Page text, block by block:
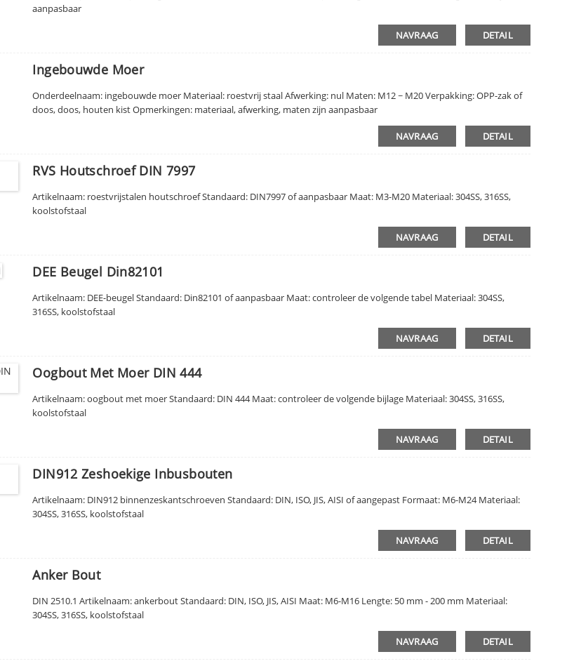
aanpasbaar
NAVRAAG DETAIL
Ingebouwde Moer
Onderdeelnaam: ingebouwde moer Materiaal: roestvrij staal Afwerking: nul Maten: M12 ~ M20 Verpakking: OPP-zak of
doos, doos, houten kist Opmerkingen: materiaal, afwerking, maten zijn aanpasbaar
NAVRAAG DETAIL
RVS Houtschroef DIN 7997
Artikelnaam: roestvrijstalen houtschroef Standaard: DIN7997 of aanpasbaar Maat: M3-M20 Materiaal: 304SS, 316SS,
koolstofstaal
NAVRAAG DETAIL
DEE Beugel Din82101
Artikelnaam: DEE-beugel Standaard: Din82101 of aanpasbaar Maat: controleer de volgende tabel Materiaal: 304SS,
316SS, koolstofstaal
NAVRAAG DETAIL
Oogbout Met Moer DIN 444
Artikelnaam: oogbout met moer Standaard: DIN 444 Maat: controleer de volgende bijlage Materiaal: 304SS, 316SS,
koolstofstaal
NAVRAAG DETAIL
DIN912 Zeshoekige Inbusbouten
Artikelnaam: DIN912 binnenzeskantschroeven Standaard: DIN, ISO, JIS, AISI of aangepast Formaat: M6-M24 Materiaal:
304SS, 316SS, koolstofstaal
NAVRAAG DETAIL
Anker Bout
DIN 2510.1 Artikelnaam: ankerbout Standaard: DIN, ISO, JIS, AISI Maat: M6-M16 Lengte: 50 mm - 200 mm Materiaal:
304SS, 316SS, koolstofstaal
NAVRAAG DETAIL